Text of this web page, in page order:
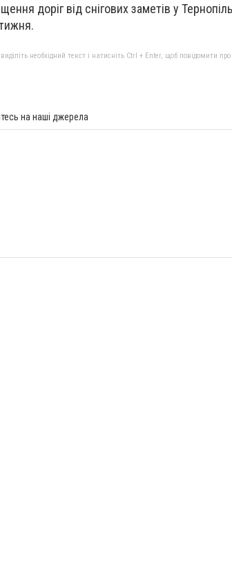
доріг від снігових заметів у
необхідний текст і натисніть Ctrl + Enter, щоб повідомити
на наші джерела